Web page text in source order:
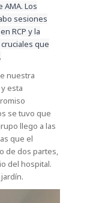
Los
sesiones
RCP y la
que
nuestra
esta
se tuvo que
llego a las
que el
de dos partes,
del hospital.